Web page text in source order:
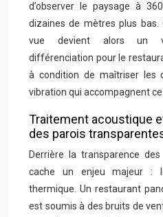
d’observer le paysage à
dizaines de mètres plus
vue devient alors un
différenciation pour le
à condition de maîtriser les
vibration qui accompagnent
Traitement acoustique
des parois
Derrière la transparence
cache un enjeu majeur :
thermique. Un restaurant
est soumis à des bruits de